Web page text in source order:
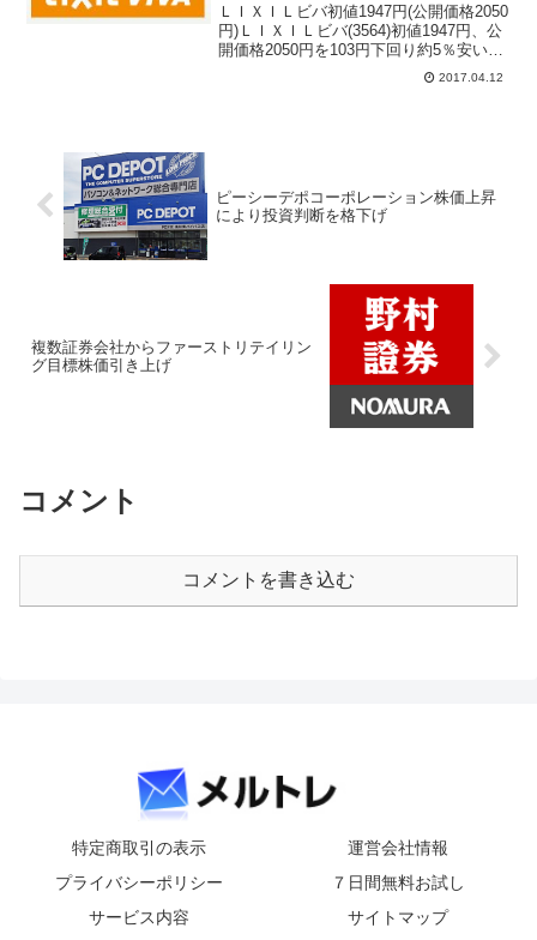
ＬＩＸＩＬビバ初値1947円(公開価格2050
円)ＬＩＸＩＬビバ(3564)初値1947円、公
開価格2050円を103円下回り約5％安い水
準で寄り付いた。16年ぶりに再上場した
ＩＰＯ案件で初値予想コンセンサスは公
2017.04.12
ピーシーデポコーポレーション株価上昇
により投資判断を格下げ
複数証券会社からファーストリテイリン
グ目標株価引き上げ
コメント
コメントを書き込む
特定商取引の表示
運営会社情報
プライバシーポリシー
７日間無料お試し
サービス内容
サイトマップ